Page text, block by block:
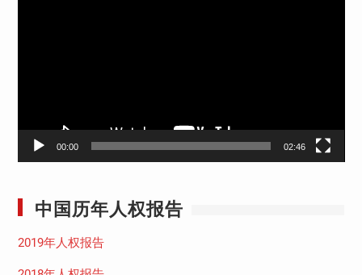
00:00 02:46
中国历年人权报告
2019年人权报告